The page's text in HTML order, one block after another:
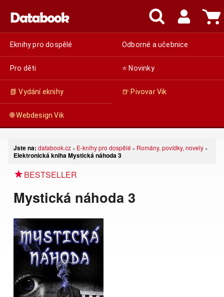
Eknihy pro dospělé Odborné a učebnice
Pro děti ⭐ Novinky
📗 Vydání eknihy 🍺 Pivovar Vik
🌐 Webdesign Vik
Jste na: databook.cz » E-knihy pro dospělé » Romány, povídky, novely »
Elektronická kniha Mystická náhoda 3
BESTSELLER
Mystická náhoda 3